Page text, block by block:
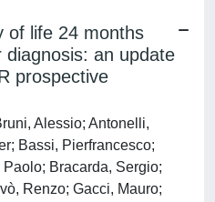
of life 24 months
an update
prospective
Alessio; Antonelli,
Bassi, Pierfrancesco;
Bracarda, Sergio;
Renzo; Gacci, Mauro;